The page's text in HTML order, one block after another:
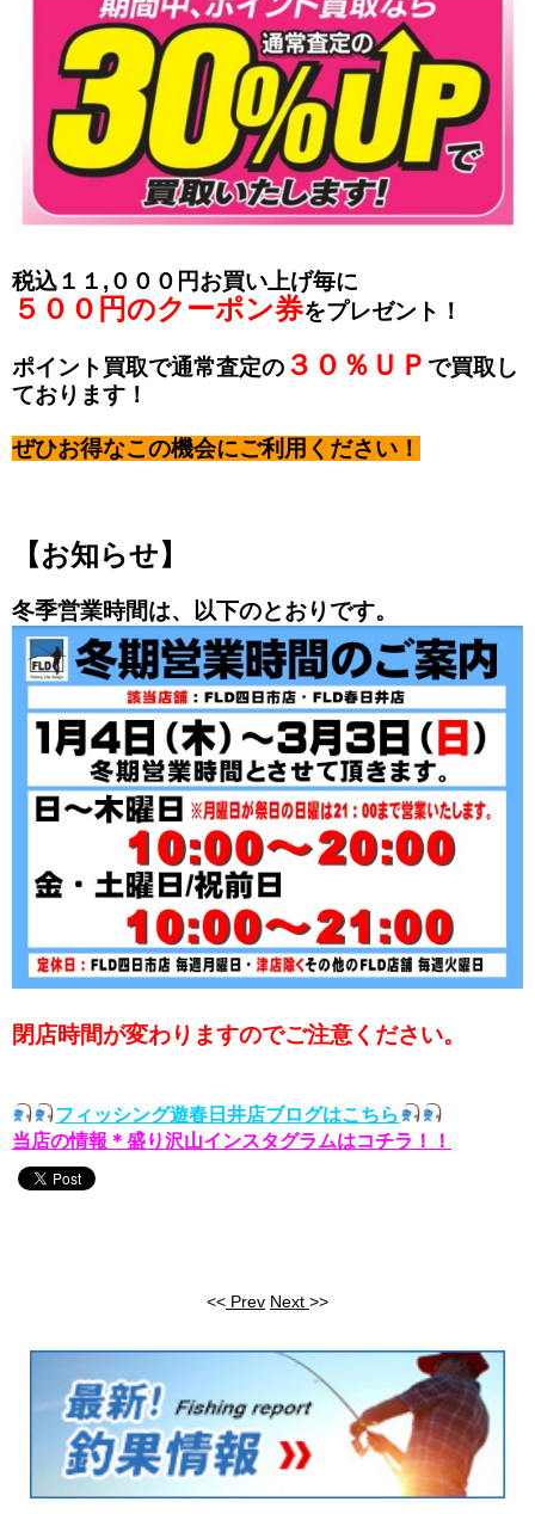
税込１１,０００円お買い上げ毎に
５００円のクーポン券をプレゼント！
ポイント買取で通常査定の ３０％ＵＰ で買取し
ております！
ぜひお得なこの機会にご利用ください！
【お知らせ】
冬季営業時間は、以下のとおりです。
閉店時間が変わりますのでご注意ください。
フィッシング遊春日井店ブログはこちら
当店の情報＊盛り沢山インスタグラムはコチラ！！
<< Prev Next >>